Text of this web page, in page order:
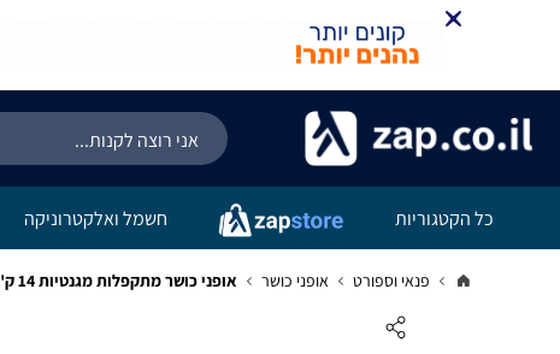
כל הקטגוריות חשמל ואלקטרוניקה
פנאי וספורט אופני כושר אופני כושר מתקפלות מגנטיות 14 ק"ג כולל צג 408890 מבית CITYSPORT עומס עד 120 ק"ג